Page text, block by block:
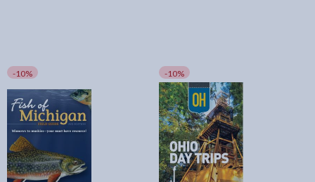
-10% -10%